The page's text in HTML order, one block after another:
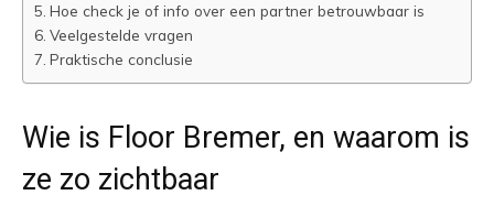
Hoe check je of info over een partner betrouwbaar is
Veelgestelde vragen
Praktische conclusie
Wie is Floor Bremer, en waarom is
ze zo zichtbaar